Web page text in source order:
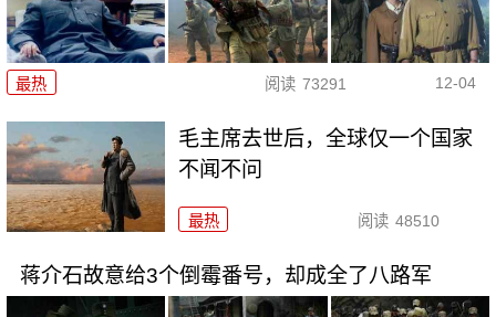
最热 阅读 73291 12-04
毛主席去世后，全球仅一个国家
不闻不问
最热 阅读 48510
蒋介石故意给3个倒霉番号，却成全了八路军